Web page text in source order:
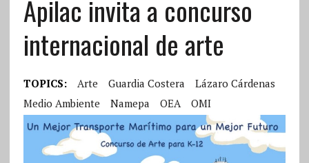
Apilac invita a concurso
internacional de arte
TOPICS: Arte Guardia Costera
Lázaro Cárdenas
Medio Ambiente
Namepa OEA OMI